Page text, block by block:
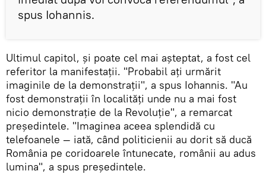
spus Iohannis.
Ultimul capitol, și poate cel mai așteptat, a fost cel
referitor la manifestații. "Probabil ați urmărit
imaginile de la demonstrații", a spus Iohannis. "Au
fost demonstrații în localități unde nu a mai fost
nicio demonstrație de la Revoluție", a remarcat
președintele. "Imaginea aceea splendidă cu
telefoanele — iată, când politicienii au dorit să ducă
România pe coridoarele întunecate, românii au adus
lumina", a spus președintele.